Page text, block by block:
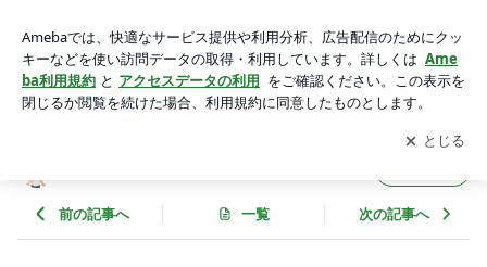
| さとうあつしの徒然日記
アプリをダウンロードして ブログの更新通知
を受け取りまし
ょう。
開く
前の記事へ 一覧 次の記事へ